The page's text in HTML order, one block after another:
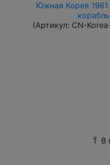
Южная Корея 1961
(Артикул: CN-
1 В